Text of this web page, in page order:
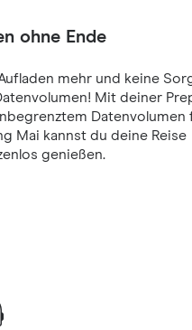
ohne Ende
mehr und keine
Mit deiner
Datenvolumen
Mai kannst du deine Reise
genießen.